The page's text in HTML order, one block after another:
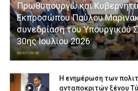
Πρωθυπουργώ και
Εκπροσώπου Παύλου
συνεδρίαση του Υπουργικού
30ης Ιουλίου 2026
30/07/2026
Η ενημέρωση των
ανταποκριτών ξένου